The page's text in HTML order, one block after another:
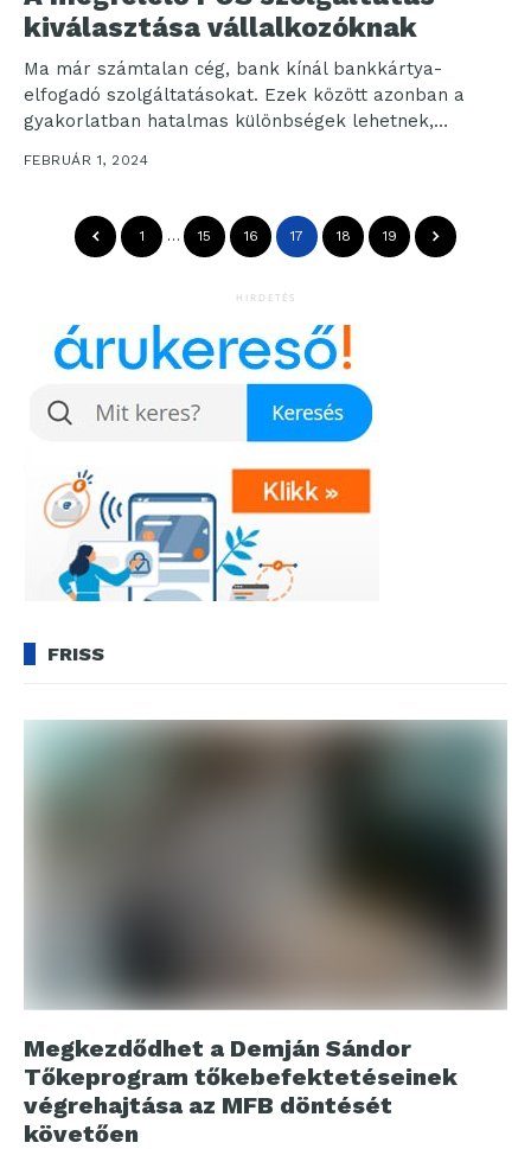
kiválasztása vállalkozóknak
Ma már számtalan cég, bank kínál bankkártya-
elfogadó szolgáltatásokat. Ezek között azonban a
gyakorlatban hatalmas különbségek lehetnek,
amelyeket elsőre nagyon nehéz felfedezni, mivel
FEBRUÁR 1, 2024
1 … 15 16 17 18 19
HIRDETÉS
FRISS
Megkezdődhet a Demján Sándor
Tőkeprogram tőkebefektetéseinek
végrehajtása az MFB döntését
követően